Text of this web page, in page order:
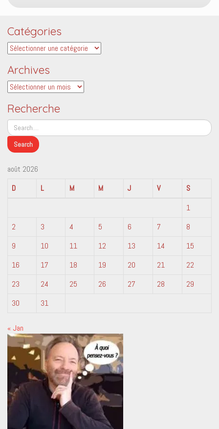
Catégories
Catégories
Archives
Archives
Recherche
août 2026
D
L M M J V
S
1
2
3 4 5 6 7
8
9
10 11 12 13 14
15
16
17 18 19 20 21
22
23
24 25 26 27 28
29
30
31
« Jan